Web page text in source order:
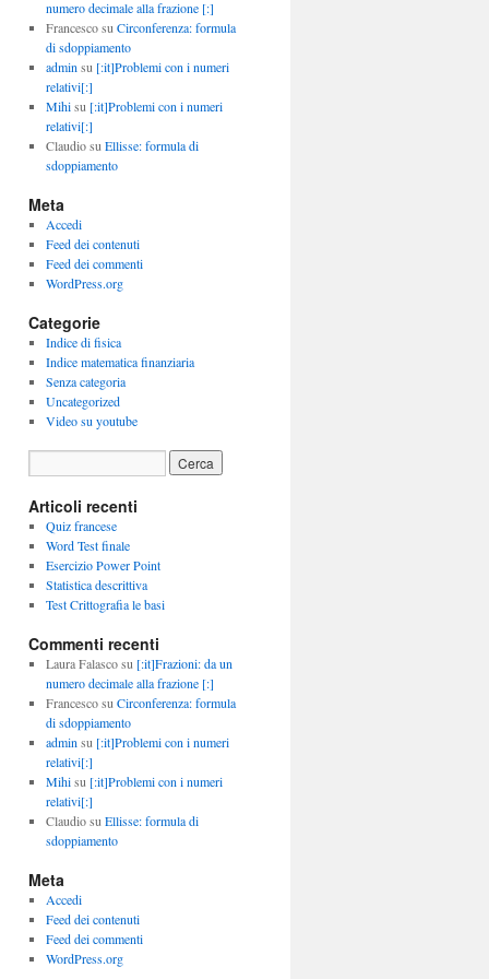
numero decimale alla frazione [:]
Francescosu Circonferenza: formula
di sdoppiamento
admin su [:it]Problemi con i numeri
relativi[:]
Mihisu [:it]Problemi con i numeri
relativi[:]
Claudiosu Ellisse: formula di
sdoppiamento
Meta
Accedi
Feed dei contenuti
Feed dei commenti
WordPress.org
Categorie
Indice di fisica
Indice matematica finanziaria
Senza categoria
Uncategorized
Video su youtube
Articoli recenti
Quiz francese
Word Test finale
Esercizio Power Point
Statistica descrittiva
Test Crittografia le basi
Commenti recenti
Laura Falascosu [:it]Frazioni: da un
numero decimale alla frazione [:]
Francescosu Circonferenza: formula
di sdoppiamento
admin su [:it]Problemi con i numeri
relativi[:]
Mihisu [:it]Problemi con i numeri
relativi[:]
Claudiosu Ellisse: formula di
sdoppiamento
Meta
Accedi
Feed dei contenuti
Feed dei commenti
WordPress.org